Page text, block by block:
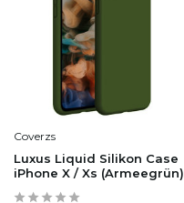
Coverzs
Luxus Liquid Silikon Case
iPhone X / Xs (Armeegrün)